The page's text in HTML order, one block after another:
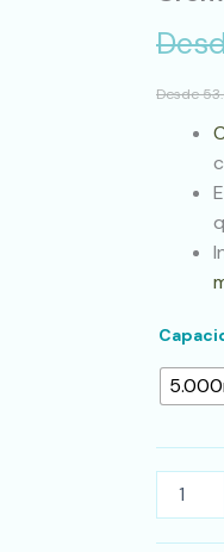
Desde
Ababol
cantidad